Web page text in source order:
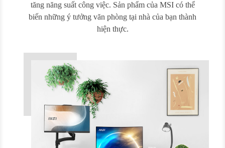
tăng năng suất công việc. Sản phẩm của MSI có thể
biến những ý tưởng văn phòng tại nhà của bạn thành
hiện thực.